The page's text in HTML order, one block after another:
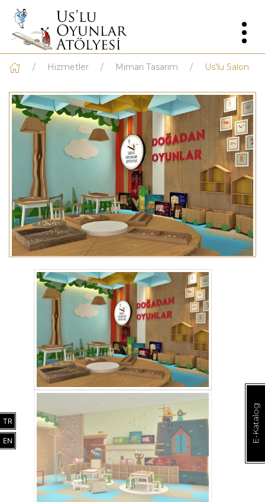
Hizmetler Mimari Tasarım Us'lu Salon
E-Katalog
TR
EN